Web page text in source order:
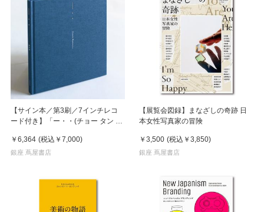
【サイン本／第3刷／7インチレコ
ード付き】「ー・・(チョー タン タ
￥6,364 (税込 ￥7,000)
銀座 蔦屋書店
【展覧会図録】まなざしの奇跡 日
本女性写真家の冒険
￥3,500 (税込 ￥3,850)
銀座 蔦屋書店